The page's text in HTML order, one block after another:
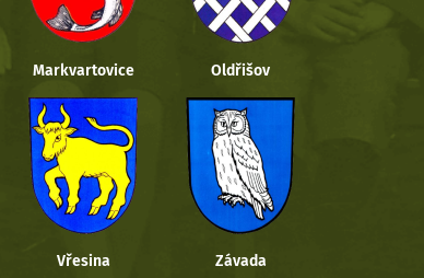
Markvartovice Oldřišov
Vřesina Závada